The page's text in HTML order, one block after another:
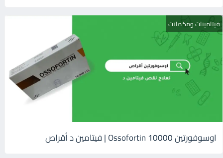
فيتامينات ومكملات
اوسوفورتين 10000 Ossofortin | فيتامين د أقراص